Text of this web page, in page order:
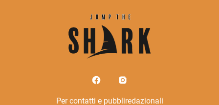
Per contatti e pubbliredazionali